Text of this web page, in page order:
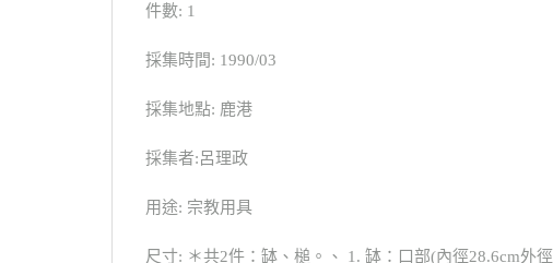
件數: 1
採集時間: 1990/03
採集地點: 鹿港
採集者:呂理政
用途: 宗教用具
尺寸: ＊共2件：缽、槌。、 1. 缽：口部(內徑28.6cm外